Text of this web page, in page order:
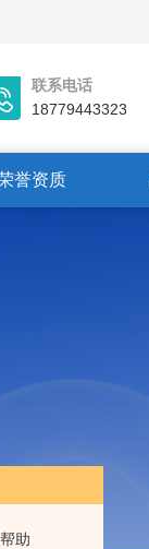
助
联系电话
18779443323
誉资质